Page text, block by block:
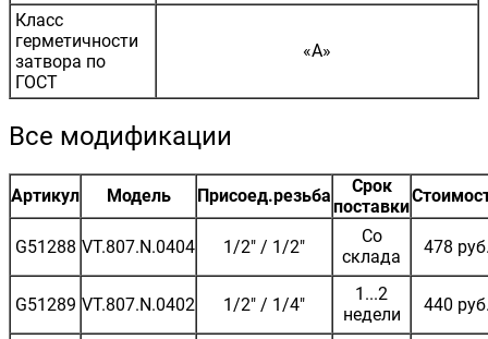
Класс
герметичности
затвора по
ГОСТ
«А»
Все модификации
Артикул Модель Присоед.резьба
Срок
поставки
G51288 VT.807.N.0404 1/2" / 1/2"
Со
склада
478
G51289 VT.807.N.0402 1/2" / 1/4"
1...2
недели
440